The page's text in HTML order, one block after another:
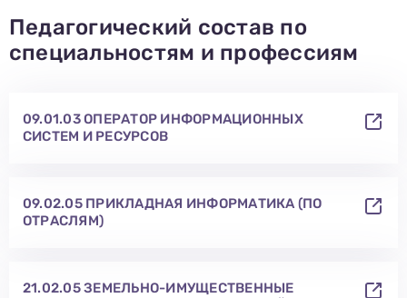
Педагогический состав по
специальностям и профессиям
09.01.03 ОПЕРАТОР ИНФОРМАЦИОННЫХ
СИСТЕМ И РЕСУРСОВ
09.02.05 ПРИКЛАДНАЯ ИНФОРМАТИКА (ПО
ОТРАСЛЯМ)
21.02.05 ЗЕМЕЛЬНО-ИМУЩЕСТВЕННЫЕ
Отправить заявку
персональных данных», на условиях и для целей, определенных вполитике в
отношении обработки персональных данных.